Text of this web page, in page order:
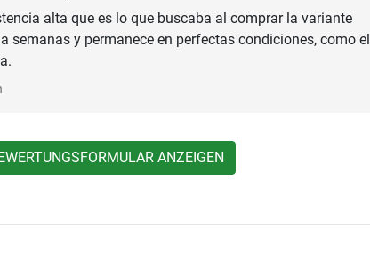
alta que es lo que buscaba al comprar la variante
semanas y permanece en perfectas condiciones, como el
ANZEIGEN